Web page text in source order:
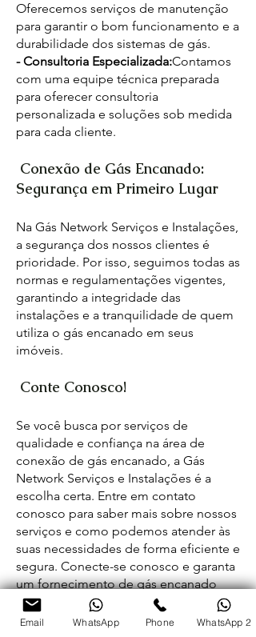
Oferecemos serviços de manutenção
para garantir o bom funcionamento e a
durabilidade dos sistemas de gás.
- Consultoria Especializada:Contamos
com uma equipe técnica preparada
para oferecer consultoria
personalizada e soluções sob medida
para cada cliente.
Conexão de Gás Encanado:
Segurança em Primeiro Lugar
Na Gás Network Serviços e Instalações,
a segurança dos nossos clientes é
prioridade. Por isso, seguimos todas as
normas e regulamentações vigentes,
garantindo a integridade das
instalações e a tranquilidade de quem
utiliza o gás encanado em seus
imóveis.
Conte Conosco!
Se você busca por serviços de
qualidade e confiança na área de
conexão de gás encanado, a Gás
Network Serviços e Instalações é a
escolha certa. Entre em contato
conosco para saber mais sobre nossos
serviços e como podemos atender às
suas necessidades de forma eficiente e
segura. Conecte-se conosco e garanta
um fornecimento de gás encanado
confiável e eficaz em sua residência ou
empresa.
Email WhatsApp Phone WhatsApp 2
WhatsApp